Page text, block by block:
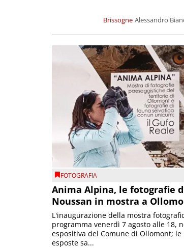
Brissogne Alessandro
FOTOGRAFIA
Anima Alpina, le fotografie
Noussan in mostra a
L'inaugurazione della mostra
programma venerdì 7 agosto alle 18,
espositiva del Comune di Ollomont;
esposte sa...